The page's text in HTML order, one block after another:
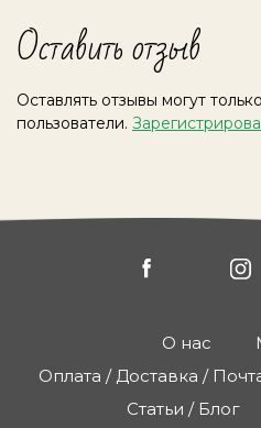
Оставить отзыв
Оставлять отзывы могут
пользователи.
О нас
Оплата / Доставка /
Статьи / Блог